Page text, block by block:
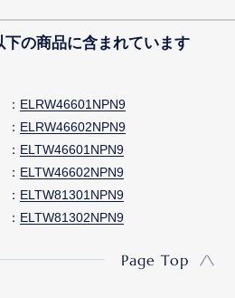
下の商品に含まれています
ELRW46601NPN9
ELRW46602NPN9
ELTW46601NPN9
ELTW46602NPN9
ELTW81301NPN9
ELTW81302NPN9
Page Top